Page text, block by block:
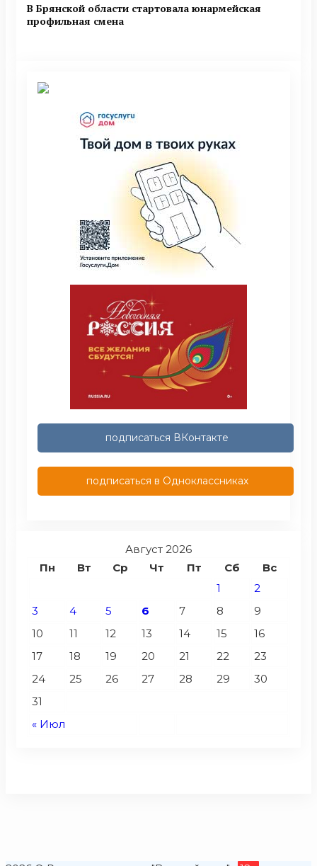
В Брянской области стартовала юнармейская
профильная смена
подписаться ВКонтакте
подписаться в Одноклассниках
Август 2026
Пн
Вт Ср Чт Пт Сб Вс
« Июл
1
2
3
4 5 6 7 8
9
10
11 12 13 14 15
16
17
18 19 20 21 22
23
24
25 26 27 28 29
30
31